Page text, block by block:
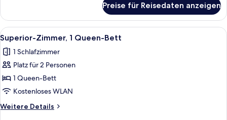
Zimmer,
1 King-
Bett
Preise für Reisedaten anzeigen
Alle
Fotos
für
Superior-
Zimmer,
1
Queen-
Bett
Ein Hotelzimmer mit einem
1
Superior-Zimmer, 1 Queen-Bett
1 Schlafzimmer
Platz für 2 Personen
1 Queen-Bett
Kostenloses WLAN
Weitere Details
Weitere